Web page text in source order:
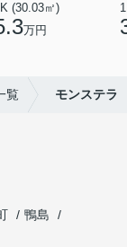
(30.03㎡)
万円
覧 モンステラ
鴨島